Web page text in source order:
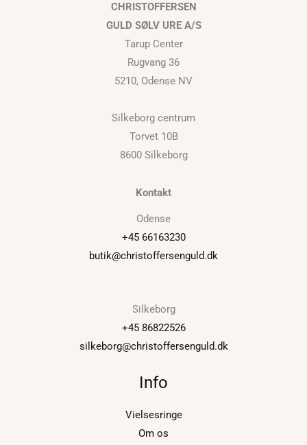
CHRISTOFFERSEN
GULD SØLV URE A/S
Tarup Center
Rugvang 36
5210, Odense NV
Silkeborg centrum
Torvet 10B
8600 Silkeborg
Kontakt
Odense
+45 66163230
butik@christoffersenguld.dk
Silkeborg
+45 86822526
silkeborg@christoffersenguld.dk
Info
Vielsesringe
Om os